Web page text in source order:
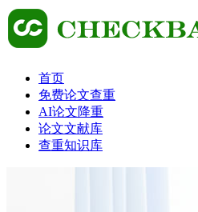
首页
免费论文查重
AI论文降重
论文文献库
查重知识库